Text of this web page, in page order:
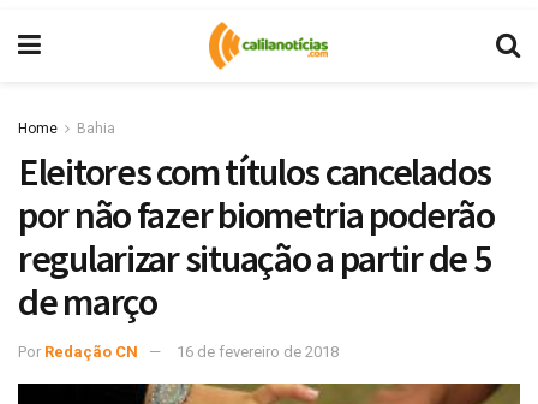
Home Bahia
Eleitores com títulos cancelados
por não fazer biometria poderão
regularizar situação a partir de 5
de março
Por Redação CN 16 de fevereiro de 2018